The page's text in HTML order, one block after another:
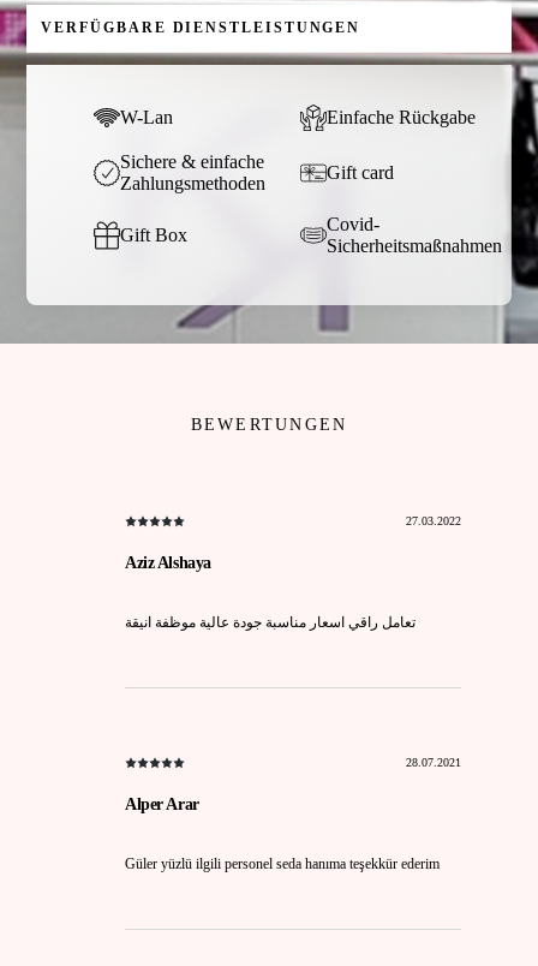
VERFÜGBARE DIENSTLEISTUNGEN
W-Lan Einfache Rückgabe
Sichere & einfache
Zahlungsmethoden
Gift card
Gift Box
Covid-
Sicherheitsmaßnahmen
BEWERTUNGEN
27.03.2022
Aziz Alshaya
تعامل راقي اسعار مناسبة جودة عالية موظفة انيقة
28.07.2021
Alper Arar
Güler yüzlü ilgili personel seda hanıma teşekkür ederim